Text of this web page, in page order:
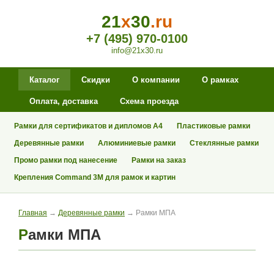
21x30.ru
+7 (495) 970-0100
info@21x30.ru
Каталог Скидки О компании О рамках
Оплата, доставка Схема проезда
Рамки для сертификатов и дипломов А4
Пластиковые рамки
Деревянные рамки
Алюминиевые рамки
Стеклянные рамки
Промо рамки под нанесение
Рамки на заказ
Крепления Command 3M для рамок и картин
Главная → Деревянные рамки → Рамки МПА
Рамки МПА